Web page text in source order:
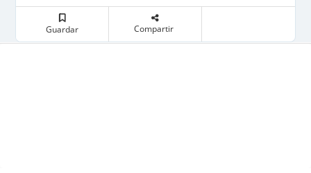
Guardar Compartir